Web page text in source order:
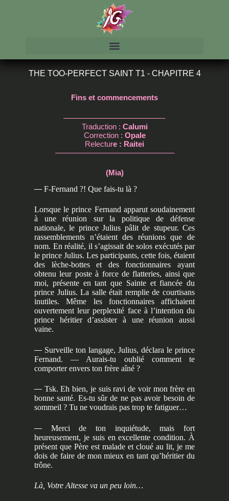
THE TOO-PERFECT SAINT T1 - CHAPITRE 4
Fins et commencements
—————————————-
Traduction : Calumi
Correction : Opale
Relecture : Raitei
———————————————–
(Mia)
— F-Fernand ?! Que fais-tu là ?
Lorsque le prince Fernand apparut soudainement
à une réunion sur la politique de défense
nationale, le prince Julius pâlit de stupeur. Ces
rassemblements n’étaient des réunions que de
nom. En réalité, il s’agissait de solos exécutés par
le prince Julius. Les participants, cette fois, étaient
des lèche-bottes et des fonctionnaires ayant
obtenu leur poste à force de flatteries, ainsi que
moi, présente en tant que Sainte et fiancée du
prince Julius. La salle était remplie de courtisans
inutiles. Même les fonctionnaires affichaient
ouvertement leur perplexité face à l’intention du
prince héritier d’assister à une réunion aussi
vaine.
— Surveille ton langage, Julius, déclara le prince
Fernand. — Aurais-tu oublié comment te
comporter envers ton frère aîné ?
— Tsk. Eh bien, je suis ravi de voir mon frère en
bonne santé. Es-tu sûr de ne pas avoir besoin de
sommeil ? Tu ne voudrais pas trop te fatiguer…
— Merci de ton inquiétude, mais fort
heureusement, je suis en excellente condition. À
présent que Père est malade et cloué au lit, je me
dois de faire de mon mieux en tant qu’héritier du
trône.
Là, Votre Altesse va un peu loin…